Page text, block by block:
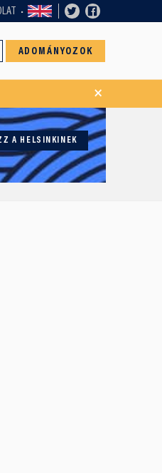
ADOMÁNYOZOK
×
A HELSINKINEK